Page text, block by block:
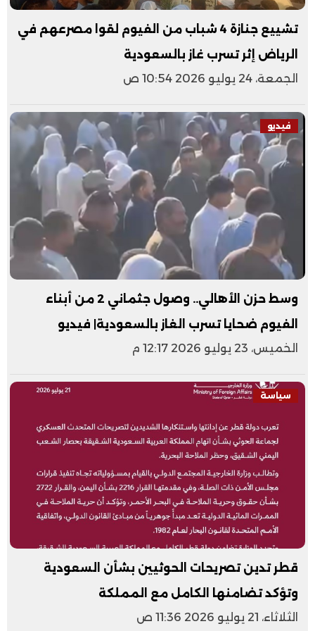
تشييع جنازة 4 شباب من الفيوم لقوا مصرعهم في
الرياض إثر تسرب غاز بالسعودية
الجمعة، 24 يوليو 2026 10:54 ص
فيديو
وسط حزن الأهالي.. وصول جثماني 2 من أبناء
الفيوم ضحايا تسرب الغاز بالسعودية| فيديو
الخميس، 23 يوليو 2026 12:17 م
سياسة
قطر تدين تصريحات الحوثيين بشأن السعودية
وتؤكد تضامنها الكامل مع المملكة
الثلاثاء، 21 يوليو 2026 11:36 ص